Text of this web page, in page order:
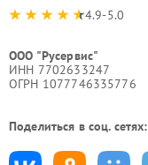
4.9-5.0
ООО "Русервис"
ИНН 7702633247
ОГРН 1077746335776
Поделиться в соц. сетях: